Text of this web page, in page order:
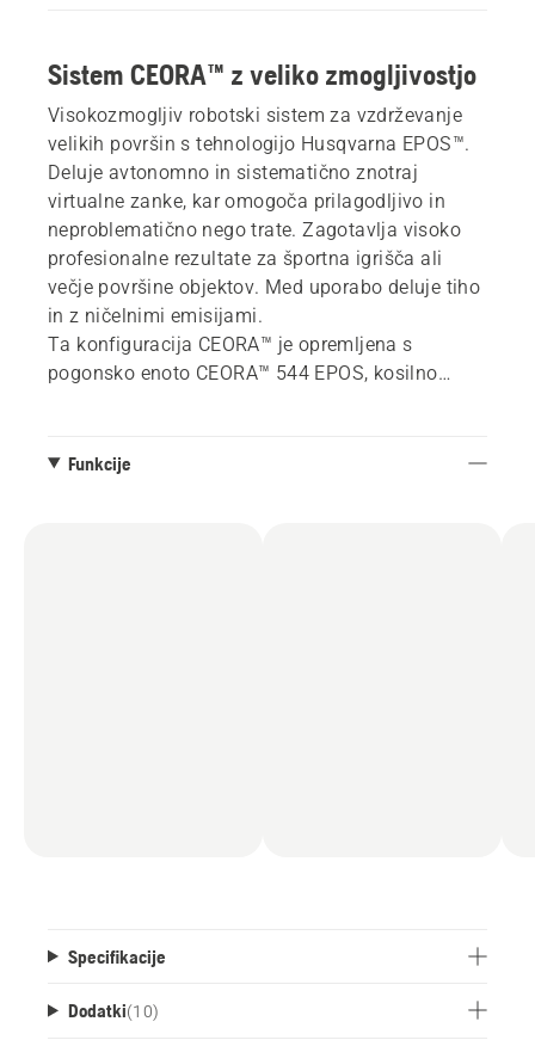
Sistem CEORA™ z veliko zmogljivostjo
Visokozmogljiv robotski sistem za vzdrževanje
velikih površin s tehnologijo Husqvarna EPOS™.
Deluje avtonomno in sistematično znotraj
virtualne zanke, kar omogoča prilagodljivo in
neproblematično nego trate. Zagotavlja visoko
profesionalne rezultate za športna igrišča ali
večje površine objektov. Med uporabo deluje tiho
in z ničelnimi emisijami.
Ta konfiguracija CEORA™ je opremljena s
pogonsko enoto CEORA™ 544 EPOS, kosilno
Funkcije
Specifikacije
Dodatki(10)